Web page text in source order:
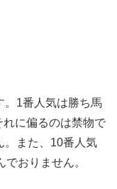
。1番人気は勝ち馬
に偏るのは禁物で
。また、10番人気
おりません。